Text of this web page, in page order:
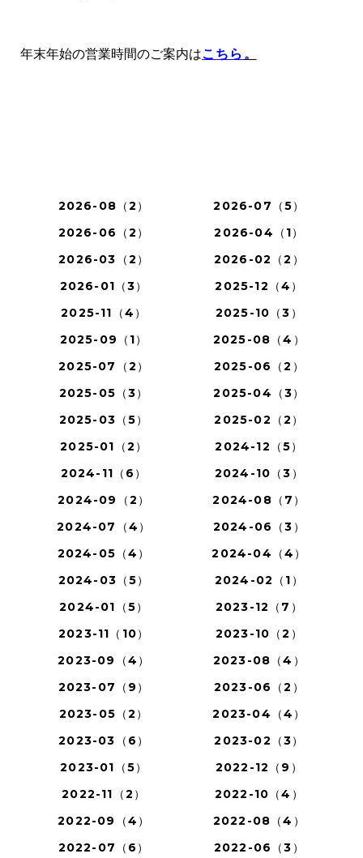
年末年始の営業時間のご案内はこちら 。
2026-08（2）
2026-07（5）
2026-06（2）
2026-04（1）
2026-03（2）
2026-02（2）
2026-01（3）
2025-12（4）
2025-11（4）
2025-10（3）
2025-09（1）
2025-08（4）
2025-07（2）
2025-06（2）
2025-05（3）
2025-04（3）
2025-03（5）
2025-02（2）
2025-01（2）
2024-12（5）
2024-11（6）
2024-10（3）
2024-09（2）
2024-08（7）
2024-07（4）
2024-06（3）
2024-05（4）
2024-04（4）
2024-03（5）
2024-02（1）
2024-01（5）
2023-12（7）
2023-11（10）
2023-10（2）
2023-09（4）
2023-08（4）
2023-07（9）
2023-06（2）
2023-05（2）
2023-04（4）
2023-03（6）
2023-02（3）
2023-01（5）
2022-12（9）
2022-11（2）
2022-10（4）
2022-09（4）
2022-08（4）
2022-07（6）
2022-06（3）